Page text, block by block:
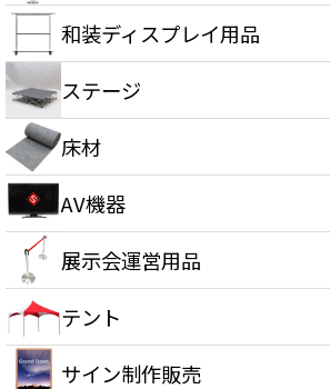
和装ディスプレイ用品
ステージ
床材
AV機器
展示会運営用品
テント
サイン制作販売